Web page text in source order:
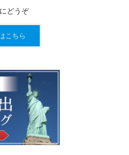
どうぞ
こちら